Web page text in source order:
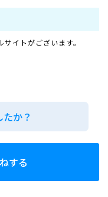
イトがございます。
か？
する